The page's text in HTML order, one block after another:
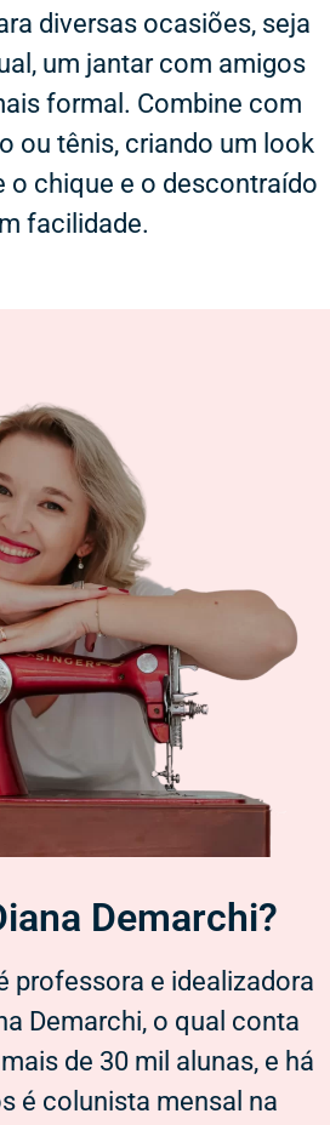
diversas ocasiões, seja
um jantar com amigos
formal. Combine com
ou tênis, criando um look
o chique e o descontraído
facilidade.
Demarchi?​
professora e idealizadora
Demarchi, o qual conta
de 30 mil alunas, e há
é colunista mensal na